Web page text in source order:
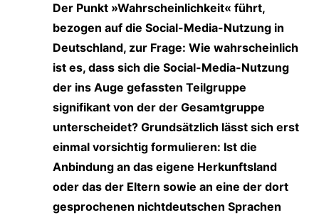
Der Punkt »Wahrscheinlichkeit« führt,
bezogen auf die Social-Media-Nutzung in
Deutschland, zur Frage: Wie wahrscheinlich
ist es, dass sich die Social-Media-Nutzung
der ins Auge gefassten Teilgruppe
signifikant von der der Gesamtgruppe
unterscheidet? Grundsätzlich lässt sich erst
einmal vorsichtig formulieren: Ist die
Anbindung an das eigene Herkunftsland
oder das der Eltern sowie an eine der dort
gesprochenen nichtdeutschen Sprachen